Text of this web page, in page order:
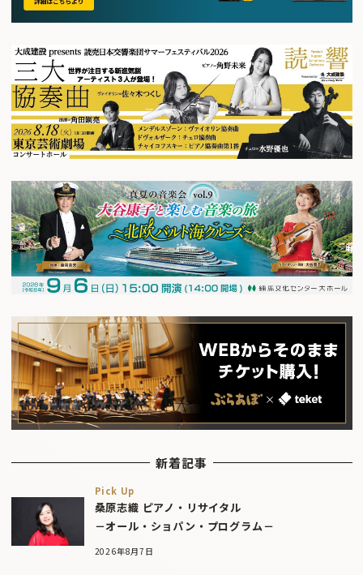
新着記事
Pick Up
桑原志織 ピアノ・リサイタル
－オール・ショパン・プログラム－
2026年8月7日